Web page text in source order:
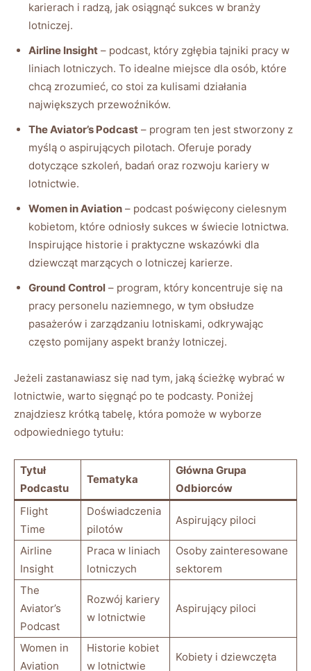
karierach i radzą, jak osiągnąć sukces⁣ w branży
lotniczej.
Airline Insight – podcast, który zgłębia tajniki pracy w
liniach lotniczych. To idealne miejsce dla osób, które‌
chcą zrozumieć, co stoi⁣ za kulisami działania
największych przewoźników.
The Aviator’s Podcast – program ten jest‍ stworzony z
myślą o aspirujących pilotach. Oferuje porady
dotyczące szkoleń, badań oraz rozwoju kariery w
lotnictwie.
Women in Aviation – podcast poświęcony cielesnym
⁣kobietom, ‍które odniosły sukces w świecie lotnictwa.
Inspirujące historie⁤ i praktyczne wskazówki dla​
dziewcząt marzących o lotniczej‌ karierze.
Ground ⁢Control – program, który koncentruje się na
pracy personelu⁢ naziemnego, w tym ⁣obsłudze
pasażerów i zarządzaniu lotniskami, odkrywając
często pomijany aspekt⁣ branży lotniczej.
Jeżeli zastanawiasz się nad tym, jaką‍ ścieżkę⁢ wybrać w
lotnictwie, warto sięgnąć po ⁤te podcasty. Poniżej
znajdziesz krótką tabelę, która pomoże w wyborze
odpowiedniego tytułu:
Tytuł⁢
Podcastu
Tematyka
Główna Grupa
Odbiorców
Flight
Time
Doświadczenia
pilotów
Aspirujący piloci
Airline
Insight
Praca w liniach⁤
lotniczych
Osoby zainteresowane
sektorem
The
⁤Aviator’s
Podcast
Rozwój kariery
w lotnictwie
Aspirujący piloci
Women in
Aviation
Historie kobiet
w lotnictwie
Kobiety i ​dziewczęta